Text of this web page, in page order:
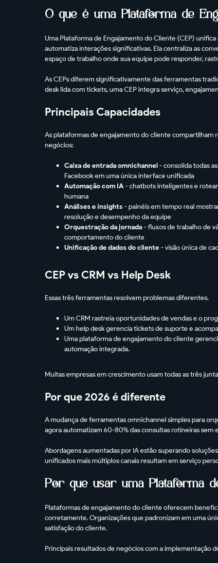
O que é uma Plataforma de
Uma Plataforma de Engajamento do Cliente (CEP)
automatiza interações significativas. Ela centraliza as
espaço de trabalho onde sua equipe pode responder,
As CEPs diferem significativamente das ferramentas
desk lida com tickets, uma CEP integra serviço,
Principais Capacidades
As plataformas de engajamento do cliente
negócios:
Caixa de entrada omnichannel- consolida todas
Facebook em uma única interface unificada
Automação com IA- chatbots inteligentes e
humana
Análises e insights- painéis em tempo real
resolução e desempenho da equipe
Orquestração da jornada- fluxos de trabalho de
comportamento do cliente
Unificação de dados do cliente- visão única de
CEP vs CRM vs Help Desk
Essas três ferramentas resolvem problemas diferentes.
Um CRM rastreia oportunidades de vendas e o
Um help desk gerencia tickets de suporte e
Uma plataforma de engajamento do cliente
automação integrada.
Muitas empresas em crescimento usam todas as três
Por que 2026 é diferente
A mudança de ferramentas omnichannel simples para
agora automatizam 60-80% das consultas rotineiras sem
Abordagens aumentadas por IA estão superando
unificados mais múltiplos canais resultam em serviço
Por que usar uma Plataforma
Plataformas de engajamento do cliente oferecem
corretamente. Organizações que padronizam em uma
satisfação do cliente.
Principais resultados de negócios com a implementação